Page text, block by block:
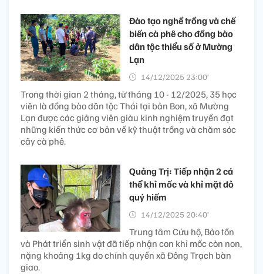
Đào tạo nghề trồng và chế
biến cà phê cho đồng bào
dân tộc thiểu số ở Mường
Lạn
14/12/2025 23:00’
Trong thời gian 2 tháng, từ tháng 10 - 12/2025, 35 học
viên là đồng bào dân tộc Thái tại bản Bon, xã Mường
Lạn được các giảng viên giàu kinh nghiệm truyền đạt
những kiến thức cơ bản về kỹ thuật trồng và chăm sóc
cây cà phê.
Quảng Trị: Tiếp nhận 2 cá
thể khỉ mốc và khỉ mặt đỏ
quý hiếm
14/12/2025 20:40’
Trung tâm Cứu hộ, Bảo tồn
và Phát triển sinh vật đã tiếp nhận con khỉ mốc còn non,
nặng khoảng 1kg do chính quyền xã Đông Trạch bàn
giao.